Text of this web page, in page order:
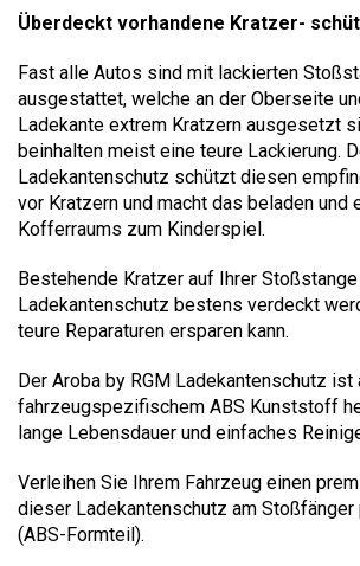
Überdeckt vorhandene Kratzer-
Fast alle Autos sind mit lackierten
ausgestattet, welche an der Oberseite
Ladekante extrem Kratzern ausgesetzt
beinhalten meist eine teure Lackierung.
Ladekantenschutz schützt diesen
vor Kratzern und macht das beladen und
Kofferraums zum Kinderspiel.
Bestehende Kratzer auf Ihrer
Ladekantenschutz bestens verdeckt
teure Reparaturen ersparen kann.
Der Aroba by RGM Ladekantenschutz ist
fahrzeugspezifischem ABS Kunststoff
lange Lebensdauer und einfaches
Verleihen Sie Ihrem Fahrzeug einen
dieser Ladekantenschutz am
(ABS-Formteil).